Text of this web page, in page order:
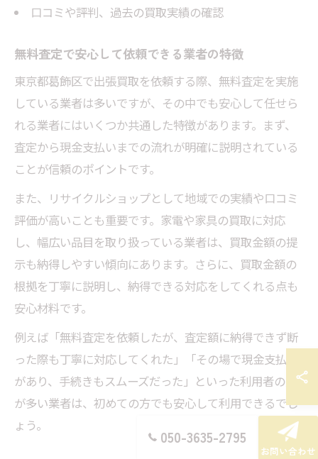
口コミや評判、過去の買取実績の確認
無料査定で安心して依頼できる業者の特徴
東京都葛飾区で出張買取を依頼する際、無料査定を実施
している業者は多いですが、その中でも安心して任せら
れる業者にはいくつか共通した特徴があります。まず、
査定から現金支払いまでの流れが明確に説明されている
ことが信頼のポイントです。
また、リサイクルショップとして地域での実績や口コミ
評価が高いことも重要です。家電や家具の買取に対応
し、幅広い品目を取り扱っている業者は、買取金額の提
示も納得しやすい傾向にあります。さらに、買取金額の
根拠を丁寧に説明し、納得できる対応をしてくれる点も
安心材料です。
例えば「無料査定を依頼したが、査定額に納得できず断
った際も丁寧に対応してくれた」「その場で現金支払い
があり、手続きもスムーズだった」といった利用者の声
が多い業者は、初めての方でも安心して利用できるでし
ょう。
050-3635-2795
お問い合わせ